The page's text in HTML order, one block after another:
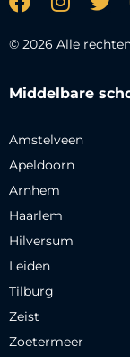
© 2026 Alle
Middelbare
Amstelveen
Apeldoorn
Arnhem
Haarlem
Hilversum
Leiden
Tilburg
Zeist
Zoetermeer